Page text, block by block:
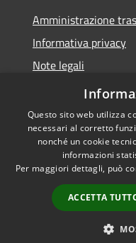
Amministrazione
Informativa privacy
Note legali
Dichiarazione di
Accessibilità
Questo sito web utilizza
necessari al corretto
nonché un cookie
informazioni
Per maggiori dettagli, può
ACCETTA